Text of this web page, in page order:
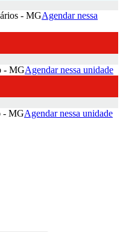
- MGAgendar nessa
- MGAgendar nessa unidade
- MGAgendar nessa unidade